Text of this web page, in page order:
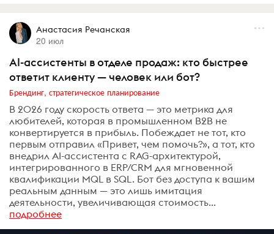
Анастасия Речанская
20 июл
AI-ассистенты в отделе продаж: кто быстрее
ответит клиенту — человек или бот?
Брендинг, стратегическое планирование
В 2026 году скорость ответа — это метрика для
любителей, которая в промышленном B2B не
конвертируется в прибыль. Побеждает не тот, кто
первым отправил «Привет, чем помочь?», а тот, кто
внедрил AI-ассистента с RAG-архитектурой,
интегрированного в ERP/CRM для мгновенной
квалификации MQL в SQL. Бот без доступа к вашим
реальным данным — это лишь имитация
деятельности, увеличивающая стоимость...
подробнее